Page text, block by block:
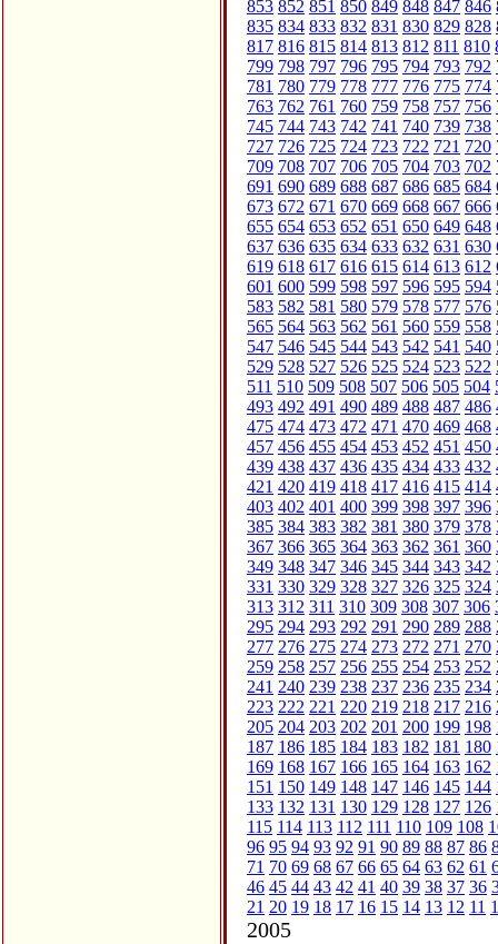
853 852 851 850 849 848 847 846
835 834 833 832 831 830 829 828
817 816 815 814 813 812 811 810
799 798 797 796 795 794 793 792
781 780 779 778 777 776 775 774
763 762 761 760 759 758 757 756
745 744 743 742 741 740 739 738
727 726 725 724 723 722 721 720
709 708 707 706 705 704 703 702
691 690 689 688 687 686 685 684
673 672 671 670 669 668 667 666
655 654 653 652 651 650 649 648
637 636 635 634 633 632 631 630
619 618 617 616 615 614 613 612
601 600 599 598 597 596 595 594
583 582 581 580 579 578 577 576
565 564 563 562 561 560 559 558
547 546 545 544 543 542 541 540
529 528 527 526 525 524 523 522
511 510 509 508 507 506 505 504
493 492 491 490 489 488 487 486
475 474 473 472 471 470 469 468
457 456 455 454 453 452 451 450
439 438 437 436 435 434 433 432
421 420 419 418 417 416 415 414
403 402 401 400 399 398 397 396
385 384 383 382 381 380 379 378
367 366 365 364 363 362 361 360
349 348 347 346 345 344 343 342
331 330 329 328 327 326 325 324
313 312 311 310 309 308 307 306
295 294 293 292 291 290 289 288
277 276 275 274 273 272 271 270
259 258 257 256 255 254 253 252
241 240 239 238 237 236 235 234
223 222 221 220 219 218 217 216
205 204 203 202 201 200 199 198
187 186 185 184 183 182 181 180
169 168 167 166 165 164 163 162
151 150 149 148 147 146 145 144
133 132 131 130 129 128 127 126
115 114 113 112 111 110 109 108
96 95 94 93 92 91 90 89 88 87 86
71 70 69 68 67 66 65 64 63 62 61
46 45 44 43 42 41 40 39 38 37 36
21 20 19 18 17 16 15 14 13 12 11
2005